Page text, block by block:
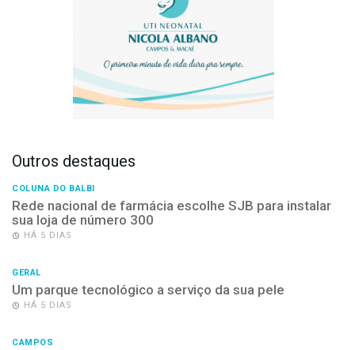
Outros destaques
COLUNA DO BALBI
Rede nacional de farmácia escolhe SJB para instalar
sua loja de número 300
HÁ 5 DIAS
GERAL
Um parque tecnológico a serviço da sua pele
HÁ 5 DIAS
CAMPOS